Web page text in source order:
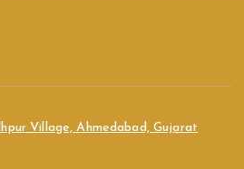
Village, Ahmedabad, Gujarat